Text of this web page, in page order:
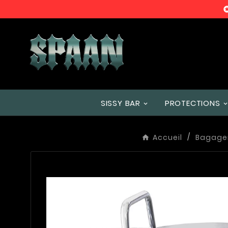
SISSY BAR PROTECTIONS
Accueil